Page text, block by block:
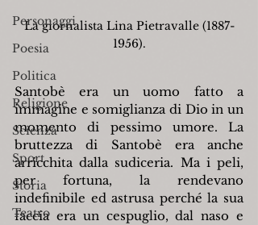
Personaggi
Poesia
Politica
Religione
Scienza
Sport
Storia
Teatro
La giornalista Lina Pietravalle (1887-
1956).
Santobè era un uomo fatto a
immagine e somiglianza di Dio in un
momento di pessimo umore. La
bruttezza di Santobè era anche
arricchita dalla sudiceria. Ma i peli,
per fortuna, la rendevano
indefinibile ed astrusa perché la sua
faccia era un cespuglio, dal naso e